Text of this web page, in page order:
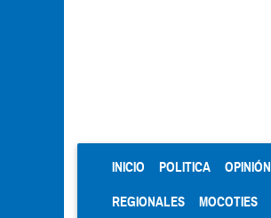
INICIO (CURRENT)
POLITICA OPINIÓN
REGIONALES MOCOTIES